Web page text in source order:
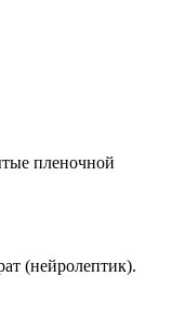
(нейролептик).